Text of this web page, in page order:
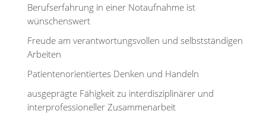
Berufserfahrung in einer Notaufnahme ist
wünschenswert
Freude am verantwortungsvollen und selbstständigen
Arbeiten
Patientenorientiertes Denken und Handeln
ausgeprägte Fähigkeit zu interdisziplinärer und
interprofessioneller Zusammenarbeit